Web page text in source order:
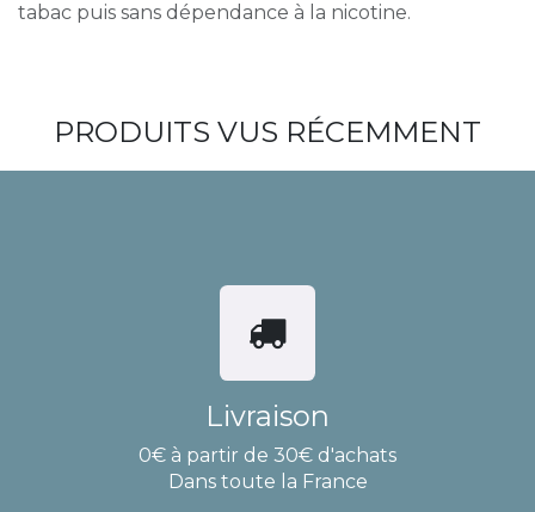
tabac puis sans dépendance à la nicotine.
PRODUITS VUS RÉCEMMENT
Livraison
0€ à partir de 30€ d'achats
Dans toute la France